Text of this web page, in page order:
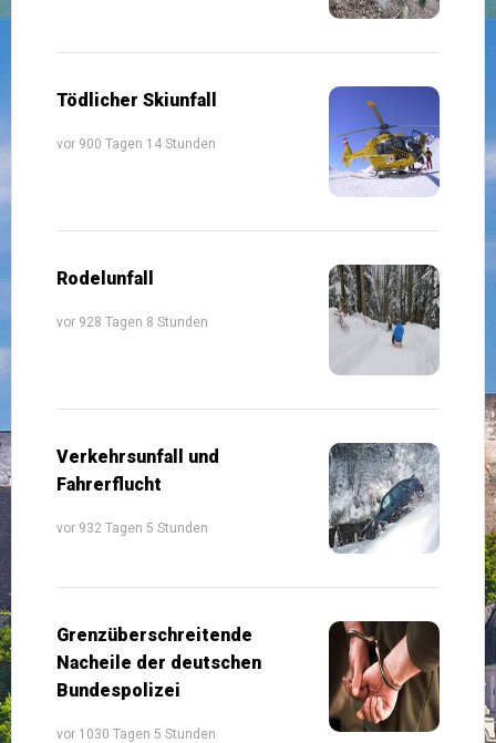
Tödlicher Skiunfall
vor 900 Tagen 14 Stunden
Rodelunfall
vor 928 Tagen 8 Stunden
Verkehrsunfall und
Fahrerflucht
vor 932 Tagen 5 Stunden
Grenzüberschreitende
Nacheile der deutschen
Bundespolizei
vor 1030 Tagen 5 Stunden